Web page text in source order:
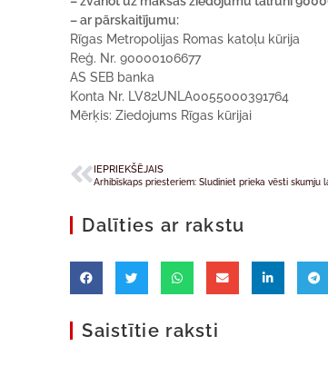
– ar pārskaitījumu:
Rīgas Metropolijas Romas katoļu kūrija
Reģ. Nr. 90000106677
AS SEB banka
Konta Nr. LV82UNLA0055000391764
Mērķis: Ziedojums Rīgas kūrijai
IEPRIEKŠĒJAIS
Arhibīskaps priesteriem: Sludiniet prieka vēsti skumju
Dalīties ar rakstu
Saistītie raksti